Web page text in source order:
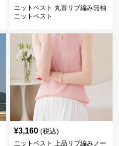
ニットベスト 丸首リブ編み無袖
ニットベスト
¥3,160 (税込)
ニットベスト 上品リブ編みノー